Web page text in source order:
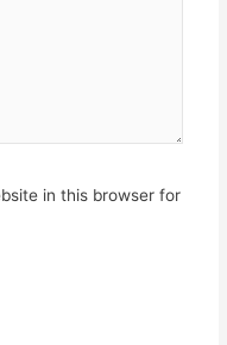
in this browser for